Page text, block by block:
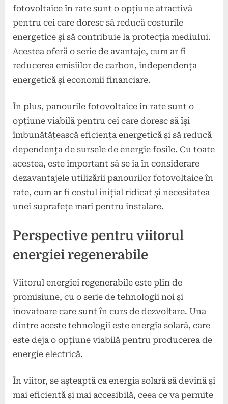
fotovoltaice în rate sunt o opțiune atractivă
pentru cei care doresc să reducă costurile
energetice și să contribuie la protecția mediului.
Acestea oferă o serie de avantaje, cum ar fi
reducerea emisiilor de carbon, independența
energetică și economii financiare.
În plus, panourile fotovoltaice în rate sunt o
opțiune viabilă pentru cei care doresc să își
îmbunătățească eficiența energetică și să reducă
dependența de sursele de energie fosile. Cu toate
acestea, este important să se ia în considerare
dezavantajele utilizării panourilor fotovoltaice în
rate, cum ar fi costul inițial ridicat și necesitatea
unei suprafețe mari pentru instalare.
Perspective pentru viitorul
energiei regenerabile
Viitorul energiei regenerabile este plin de
promisiune, cu o serie de tehnologii noi și
inovatoare care sunt în curs de dezvoltare. Una
dintre aceste tehnologii este energia solară, care
este deja o opțiune viabilă pentru producerea de
energie electrică.
În viitor, se așteaptă ca energia solară să devină și
mai eficientă și mai accesibilă, ceea ce va permite